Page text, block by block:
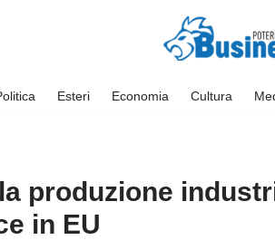
Esteri Economia Cultura
produzione
in EU